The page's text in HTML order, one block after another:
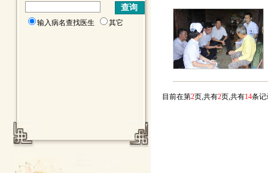
输入病名查找医生 其它
目前在第2页,共有2页,共有14条